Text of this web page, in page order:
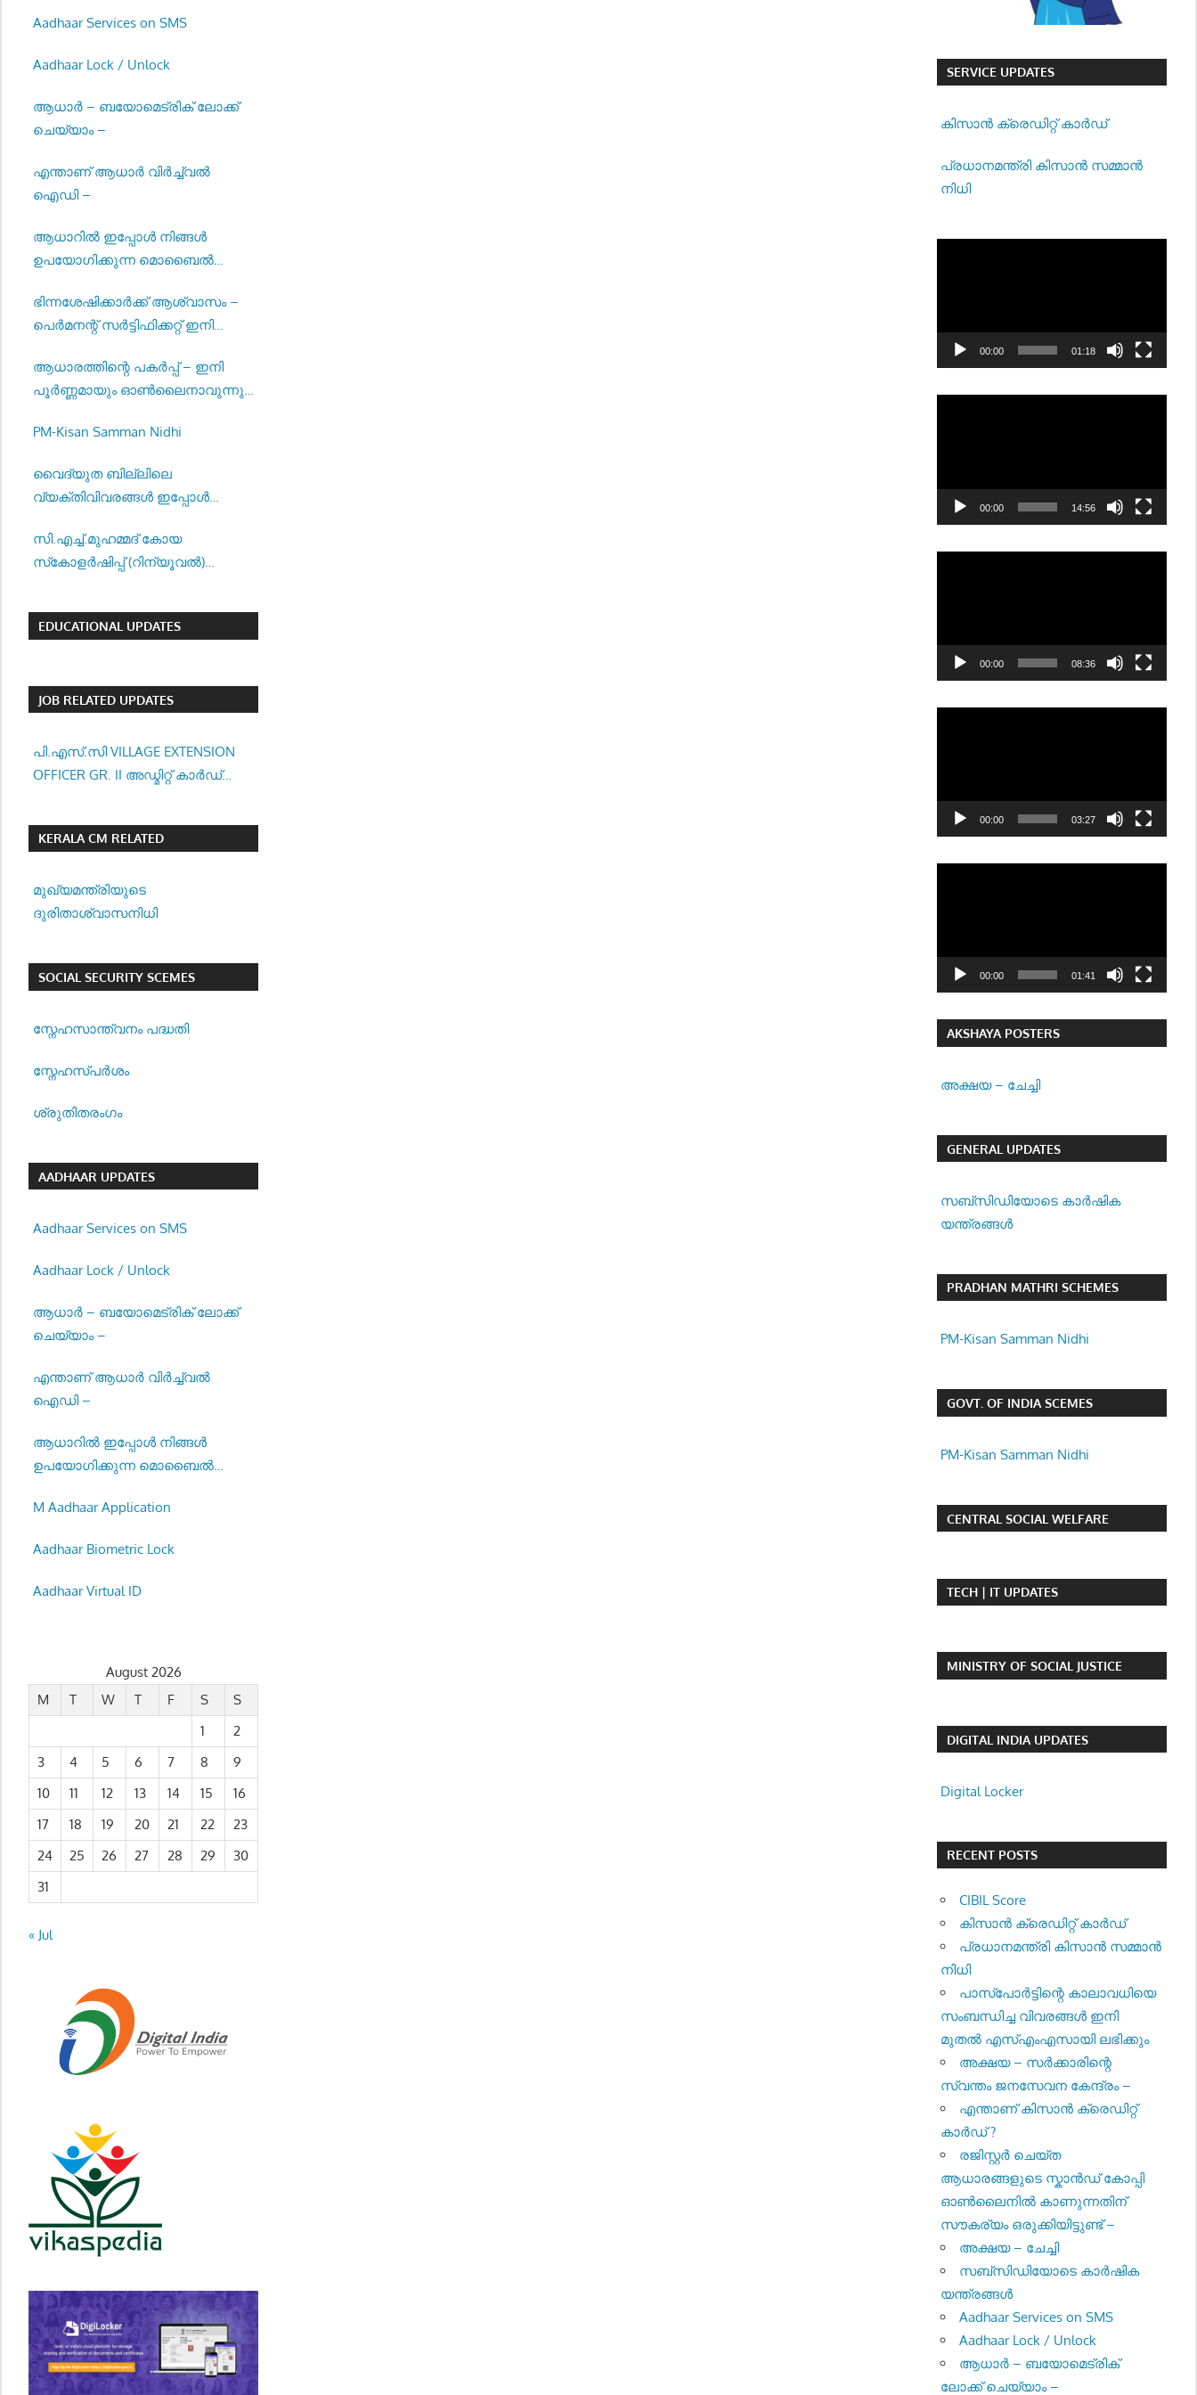
Aadhaar Services on SMS
Aadhaar Lock / Unlock
ആധാർ – ബയോമെട്രിക് ലോക്ക്
ചെയ്യാം –
എന്താണ് ആധാർ വിർച്ച്വൽ
ഐഡി –
ആധാറിൽ ഇപ്പോൾ നിങ്ങൾ
ഉപയോഗിക്കുന്ന മൊബൈൽ
ഭിന്നശേഷിക്കാർക്ക് ആശ്വാസം –
പെർമനന്റ് സർട്ടിഫിക്കറ്റ് ഇനി
ആധാരത്തിന്റെ പകർപ്പ് – ഇനി
പൂർണ്ണമായും ഓൺലൈനാവുന്നു
PM-Kisan Samman Nidhi
വൈദ്യുത ബില്ലിലെ
വ്യക്തിവിവരങ്ങൾ ഇപ്പോൾ
സി.എച്ച്.മുഹമ്മദ് കോയ
സ്‌കോളർഷിപ്പ് (റിന്യൂവൽ)
EDUCATIONAL UPDATES
JOB RELATED UPDATES
പി.എസ്.സി VILLAGE EXTENSION
OFFICER GR. II അഡ്മിറ്റ് കാർഡ്
KERALA CM RELATED
മുഖ്യമന്ത്രിയുടെ
ദുരിതാശ്വാസനിധി
SOCIAL SECURITY SCEMES
സ്നേഹസാന്ത്വനം പദ്ധതി
സ്നേഹസ്പര്‍ശം
ശ്രുതിതരംഗം
AADHAAR UPDATES
Aadhaar Services on SMS
Aadhaar Lock / Unlock
ആധാർ – ബയോമെട്രിക് ലോക്ക്
ചെയ്യാം –
എന്താണ് ആധാർ വിർച്ച്വൽ
ഐഡി –
ആധാറിൽ ഇപ്പോൾ നിങ്ങൾ
ഉപയോഗിക്കുന്ന മൊബൈൽ
M Aadhaar Application
Aadhaar Biometric Lock
Aadhaar Virtual ID
August 2026
M
T W T F S
S
1
2
3
4 5 6 7 8
9
10
11 12 13 14 15
16
17
18 19 20 21 22
23
24
25 26 27 28 29
30
31
« Jul
SERVICE UPDATES
കിസാന്‍ ക്രെ‍ഡിറ്റ് കാര്‍ഡ്
പ്രധാനമന്ത്രി കിസാന്‍ സമ്മാന്‍
നിധി
00:00 01:18
00:00 14:56
00:00 08:36
00:00 03:27
00:00 01:41
AKSHAYA POSTERS
അക്ഷയ – ചേച്ചി
GENERAL UPDATES
സബ്സിഡിയോടെ കാർഷിക
യന്ത്രങ്ങൾ
PRADHAN MATHRI SCHEMES
PM-Kisan Samman Nidhi
GOVT. OF INDIA SCEMES
PM-Kisan Samman Nidhi
CENTRAL SOCIAL WELFARE
TECH | IT UPDATES
MINISTRY OF SOCIAL JUSTICE
DIGITAL INDIA UPDATES
Digital Locker
RECENT POSTS
CIBIL Score
കിസാന്‍ ക്രെ‍ഡിറ്റ് കാര്‍ഡ്
പ്രധാനമന്ത്രി കിസാന്‍ സമ്മാന്‍
നിധി
പാസ്‌പോര്‍ട്ടിന്റെ കാലാവധിയെ
സംബന്ധിച്ച വിവരങ്ങള്‍ ഇനി
മുതല്‍ എസ്എംഎസായി ലഭിക്കും
അക്ഷയ – സർക്കാരിന്റെ
സ്വന്തം ജനസേവന കേന്ദ്രം –
എന്താണ് കിസാൻ ക്രെഡിറ്റ്
കാർഡ് ?
രജിസ്റ്റര്‍ ചെയ്ത
ആധാരങ്ങളുടെ സ്കാന്‍ഡ് കോപ്പി
ഓണ്‍ലൈനില്‍ കാണുന്നതിന്
സൗകര്യം ഒരുക്കിയിട്ടുണ്ട് –
അക്ഷയ – ചേച്ചി
സബ്സിഡിയോടെ കാർഷിക
യന്ത്രങ്ങൾ
Aadhaar Services on SMS
Aadhaar Lock / Unlock
ആധാർ – ബയോമെട്രിക്
ലോക്ക് ചെയ്യാം –